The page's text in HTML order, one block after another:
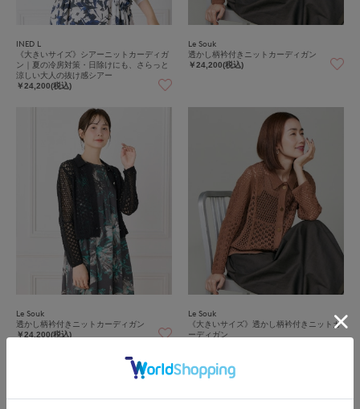
INED L
《大きいサイズ》シアーニットカーディガ
ン｜夏の冷房対策・日除けにも、さらっと
涼しい大人の抜け感シアー
￥24,200(税込)
Le Souk
透かし柄衿付きニットカーディガン
￥24,200(税込)
Le Souk
透かし柄衿付きニットカーディガン
￥24,200(税込)
Le Souk
《大きいサイズ》透かし柄衿付きニットカ
ーディガン
30%